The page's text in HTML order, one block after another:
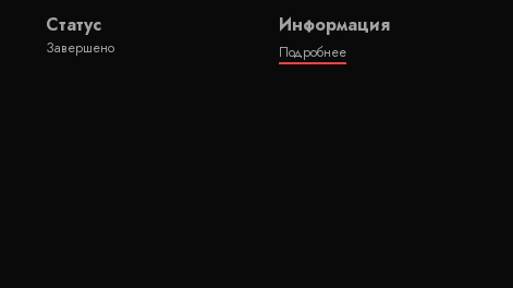
Статус
Завершено
Информация
Подробнее